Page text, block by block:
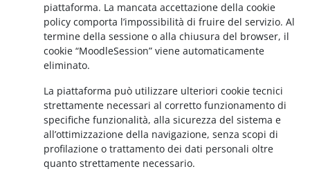
piattaforma. La mancata accettazione della cookie
policy comporta l’impossibilità di fruire del servizio. Al
termine della sessione o alla chiusura del browser, il
cookie “MoodleSession” viene automaticamente
eliminato.
La piattaforma può utilizzare ulteriori cookie tecnici
strettamente necessari al corretto funzionamento di
specifiche funzionalità, alla sicurezza del sistema e
all’ottimizzazione della navigazione, senza scopi di
profilazione o trattamento dei dati personali oltre
quanto strettamente necessario.